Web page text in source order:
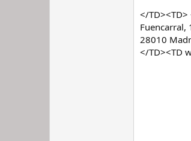
</
Fuencarral,
28010
</TD><TD